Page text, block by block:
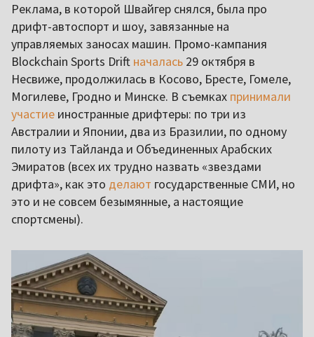
Реклама, в которой Швайгер снялся, была про
дрифт-автоспорт и шоу, завязанные на
управляемых заносах машин. Промо-кампания
Blockchain Sports Drift началась 29 октября в
Несвиже, продолжилась в Косово, Бресте, Гомеле,
Могилеве, Гродно и Минске. В съемках принимали
участие иностранные дрифтеры: по три из
Австралии и Японии, два из Бразилии, по одному
пилоту из Тайланда и Объединенных Арабских
Эмиратов (всех их трудно назвать «звездами
дрифта», как это делают государственные СМИ, но
это и не совсем безымянные, а настоящие
спортсмены).